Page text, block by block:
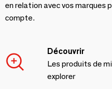
en relation avec vos marques
compte.
Découvrir
Les produits de
explorer